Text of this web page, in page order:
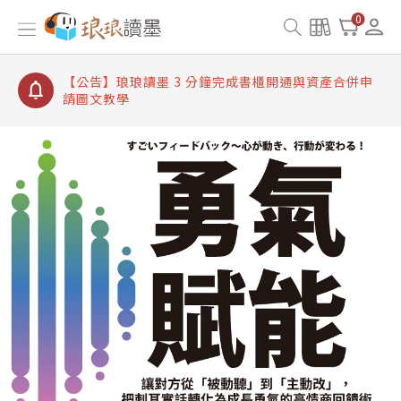
0
【公告】琅琅讀墨書櫃開通常見問題
【公告】琅琅讀墨 3 分鐘完成書櫃開通與資產合併申
【公告】琅琅書店服務升級重要說明及資產合併結果
查詢